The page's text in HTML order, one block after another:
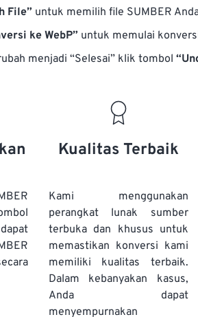
File” untuk memilih file SUMBER
ke WebP” untuk memulai
menjadi “Selesai” klik tombol
Kualitas Terbaik
Kami menggunakan
perangkat lunak sumber
terbuka dan khusus untuk
memastikan konversi kami
memiliki kualitas terbaik.
Dalam kebanyakan kasus,
Anda dapat
menyempurnakan